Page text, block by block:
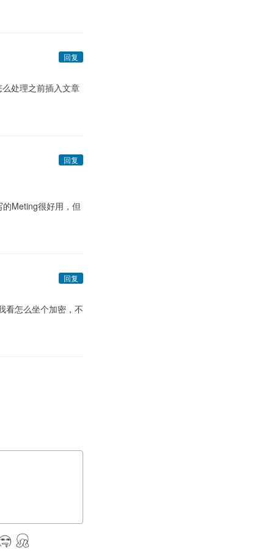
回复
处理之前插入文章
回复
Meting很好用，但
回复
看怎么坐个加密，不